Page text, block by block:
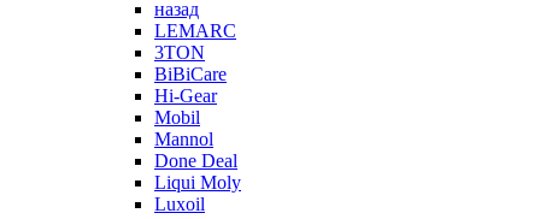
назад
LEMARC
3TON
BiBiCare
Hi-Gear
Mobil
Mannol
Done Deal
Liqui Moly
Luxoil